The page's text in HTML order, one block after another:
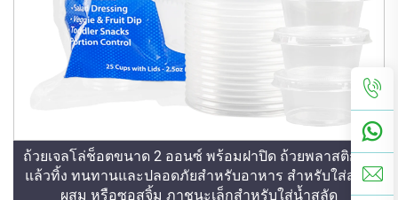
ถ้วยเจลโล่ช็อตขนาด 2 ออนซ์ พร้อมฝาปิด ถ้วยพลาสติกใช้
แล้วทิ้ง ทนทานและปลอดภัยสำหรับอาหาร สำหรับใส่ส่วน
ผสม หรือซอสจิ้ม ภาชนะเล็กสำหรับใส่น้ำสลัด